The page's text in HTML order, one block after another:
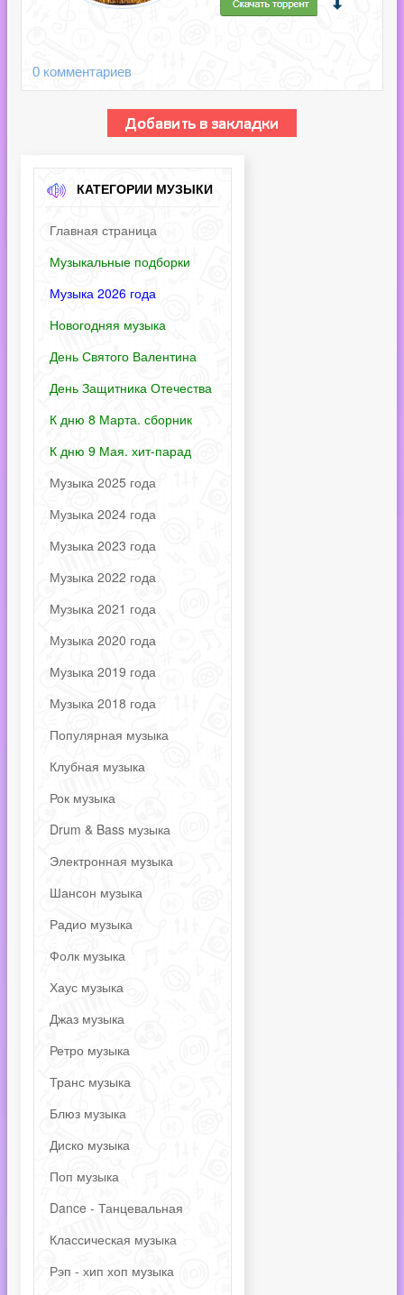
0 комментариев
КАТЕГОРИИ МУЗЫКИ
Главная страница
Музыкальные подборки
Музыка 2026 года
Новогодняя музыка
День Святого Валентина
День Защитника Отечества
К дню 8 Марта. сборник
К дню 9 Мая. хит-парад
Музыка 2025 года
Музыка 2024 года
Музыка 2023 года
Музыка 2022 года
Музыка 2021 года
Музыка 2020 года
Музыка 2019 года
Музыка 2018 года
Популярная музыка
Клубная музыка
Рок музыка
Drum & Bass музыка
Электронная музыка
Шансон музыка
Радио музыка
Фолк музыка
Хаус музыка
Джаз музыка
Ретро музыка
Транс музыка
Блюз музыка
Диско музыка
Поп музыка
Dance - Танцевальная
Классическая музыка
Рэп - хип хоп музыка